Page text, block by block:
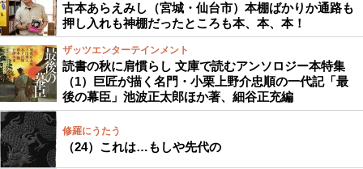
古本あらえみし（宮城・仙台市）本棚ばかりか通路も
押し入れも神棚だったところも本、本、本！
ザッツエンターテインメント
読書の秋に肩慣らし 文庫で読むアンソロジー本特集
（1）巨匠が描く名門・小栗上野介忠順の一代記「最
後の幕臣」池波正太郎ほか著、細谷正充編
修羅にうたう
（24）これは…もしや先代の